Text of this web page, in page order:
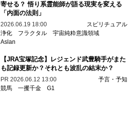
寄せる？ 悟り系霊能師が語る現実を変える
「内面の法則」
2026.06.19 18:00
スピリチュアル
浄化
フラクタル 宇宙純粋意識領域
Aslan
【JRA宝塚記念】レジェンド武豊騎手がまた
も記録更新か？それとも波乱の結末か？
PR 2026.06.12 13:00
予言・予知
競馬 一攫千金 G1